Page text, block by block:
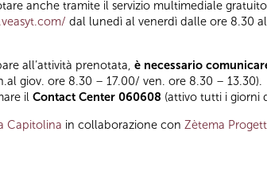
anche tramite il servizio multimediale gratuito
dal lunedì al venerdì dalle ore 8.30
all’attività prenotata, è necessario
giov. ore 8.30 – 17.00/ ven. ore 8.30 – 13.30).
il Contact Center 060608 (attivo tutti i giorni
Capitolina in collaborazione con Zètema